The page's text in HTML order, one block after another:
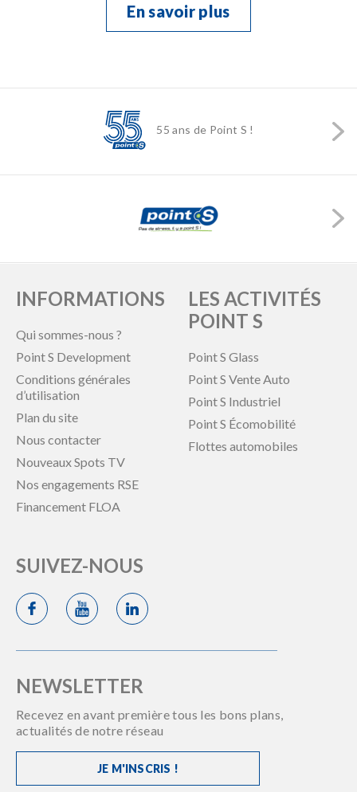
En savoir plus
55 ans de Point S !
INFORMATIONS
Qui sommes-nous ?
Point S Development
Conditions générales
d’utilisation
Plan du site
Nous contacter
Nouveaux Spots TV
Nos engagements RSE
Financement FLOA
LES ACTIVITÉS
POINT S
Point S Glass
Point S Vente Auto
Point S Industriel
Point S Écomobilité
Flottes automobiles
SUIVEZ-NOUS
NEWSLETTER
Recevez en avant première tous les bons plans,
actualités de notre réseau
JE M'INSCRIS !